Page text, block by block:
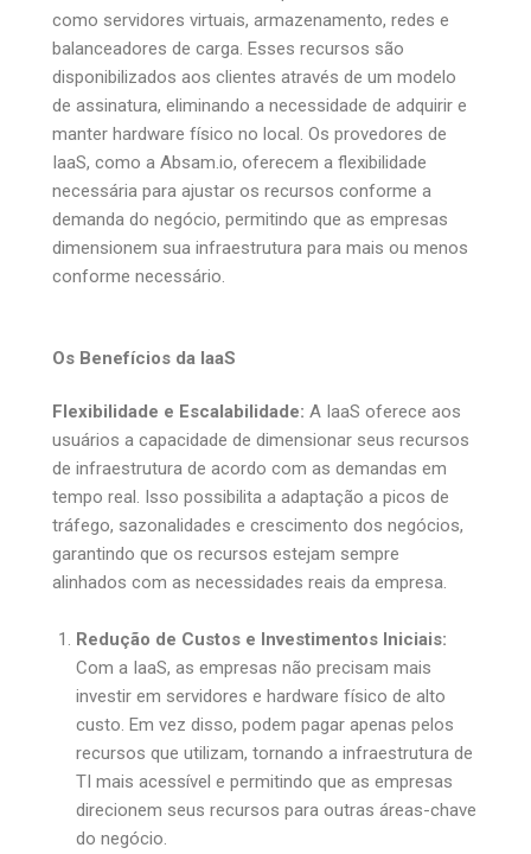
como servidores virtuais, armazenamento, redes e
balanceadores de carga. Esses recursos são
disponibilizados aos clientes através de um modelo
de assinatura, eliminando a necessidade de adquirir e
manter hardware físico no local. Os provedores de
IaaS, como a Absam.io, oferecem a flexibilidade
necessária para ajustar os recursos conforme a
demanda do negócio, permitindo que as empresas
dimensionem sua infraestrutura para mais ou menos
conforme necessário.
Os Benefícios da IaaS
Flexibilidade e Escalabilidade: A IaaS oferece aos
usuários a capacidade de dimensionar seus recursos
de infraestrutura de acordo com as demandas em
tempo real. Isso possibilita a adaptação a picos de
tráfego, sazonalidades e crescimento dos negócios,
garantindo que os recursos estejam sempre
alinhados com as necessidades reais da empresa.
Redução de Custos e Investimentos Iniciais:
Com a IaaS, as empresas não precisam mais
investir em servidores e hardware físico de alto
custo. Em vez disso, podem pagar apenas pelos
recursos que utilizam, tornando a infraestrutura de
TI mais acessível e permitindo que as empresas
direcionem seus recursos para outras áreas-chave
do negócio.